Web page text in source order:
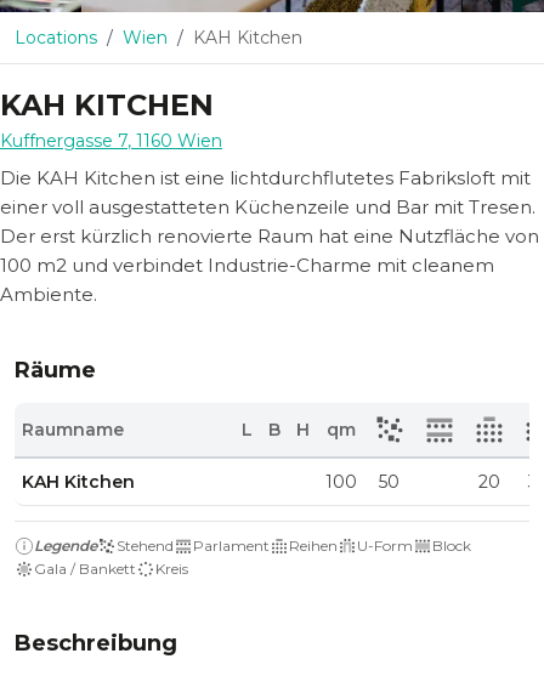
Locations Wien KAH Kitchen
KAH KITCHEN
Kuffnergasse 7, 1160 Wien
Die KAH Kitchen ist eine lichtdurchflutetes Fabriksloft mit
einer voll ausgestatteten Küchenzeile und Bar mit Tresen.
Der erst kürzlich renovierte Raum hat eine Nutzfläche von
100 m2 und verbindet Industrie-Charme mit cleanem
Ambiente.
Räume
Raumname L B H qm
KAH Kitchen 100 50 20
Legende Stehend Parlament Reihen U-Form
Block
Gala / Bankett
Kreis
Beschreibung